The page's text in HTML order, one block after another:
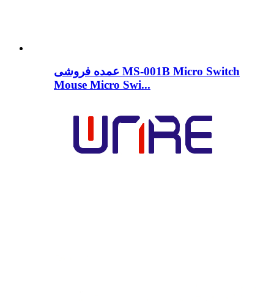
عمده فروشی MS-001B Micro Switch
Mouse Micro Swi...